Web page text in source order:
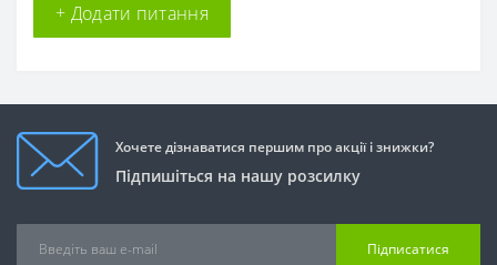
+ Додати питання
Хочете дізнаватися першим про акції і знижки?
Підпишіться на нашу розсилку
Підписатися